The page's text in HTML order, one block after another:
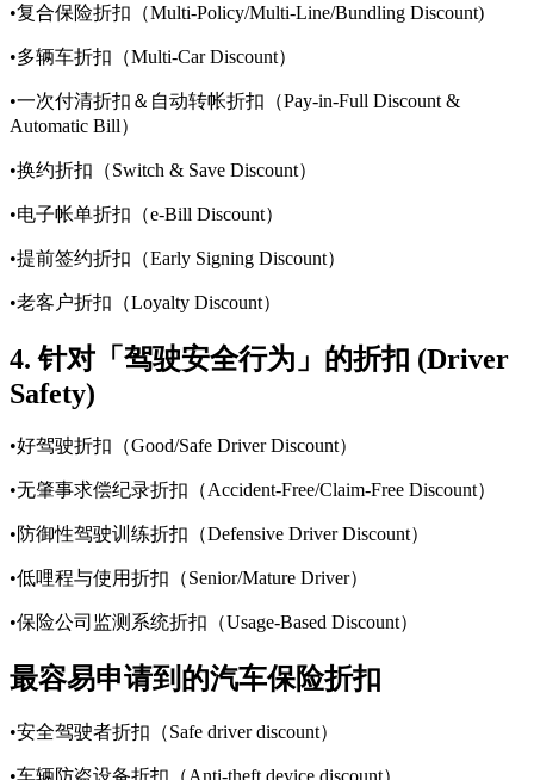
•复合保险折扣（Multi-Policy/Multi-Line/Bundling Discount)
•多辆车折扣（Multi-Car Discount）
•一次付清折扣＆自动转帐折扣（Pay-in-Full Discount &
Automatic Bill）
•换约折扣（Switch & Save Discount）
•电子帐单折扣（e-Bill Discount）
•提前签约折扣（Early Signing Discount）
•老客户折扣（Loyalty Discount）
4. 针对「驾驶安全行为」的折扣 (Driver
Safety)
•好驾驶折扣（Good/Safe Driver Discount）
•无肇事求偿纪录折扣（Accident-Free/Claim-Free Discount）
•防御性驾驶训练折扣（Defensive Driver Discount）
•低哩程与使用折扣（Senior/Mature Driver）
•保险公司监测系统折扣（Usage-Based Discount）
最容易申请到的汽车保险折扣
•安全驾驶者折扣（Safe driver discount）